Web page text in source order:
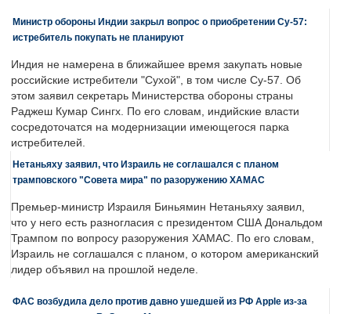
Министр обороны Индии закрыл вопрос о приобретении Су-57:
истребитель покупать не планируют
Индия не намерена в ближайшее время закупать новые
российские истребители "Сухой", в том числе Су-57. Об
этом заявил секретарь Министерства обороны страны
Раджеш Кумар Сингх. По его словам, индийские власти
сосредоточатся на модернизации имеющегося парка
истребителей.
Нетаньяху заявил, что Израиль не соглашался с планом
трамповского "Совета мира" по разоружению ХАМАС
Премьер-министр Израиля Биньямин Нетаньяху заявил,
что у него есть разногласия с президентом США Дональдом
Трампом по вопросу разоружения ХАМАС. По его словам,
Израиль не соглашался с планом, о котором американский
лидер объявил на прошлой неделе.
ФАС возбудила дело против давно ушедшей из РФ Apple из-за